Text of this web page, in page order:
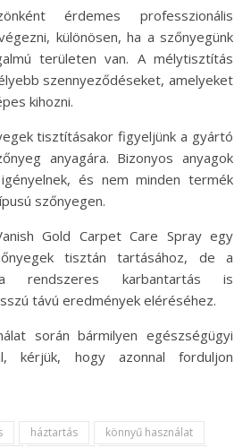
érdemes professzionális
különösen, ha a szőnyegünk
területen van. A mélytisztítás
szennyeződéseket, amelyeket
kihozni.
tisztításakor figyeljünk a gyártó
anyagára. Bizonyos anyagok
és nem minden termék
szőnyegen.
Gold Carpet Care Spray egy
tisztán tartásához, de a
rendszeres karbantartás is
távú eredmények eléréséhez.
során bármilyen egészségügyi
kérjük, hogy azonnal forduljon
háztartás
könnyű használat